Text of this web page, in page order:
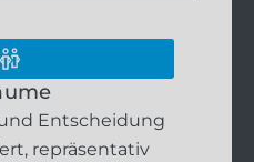
Entscheidung
repräsentativ